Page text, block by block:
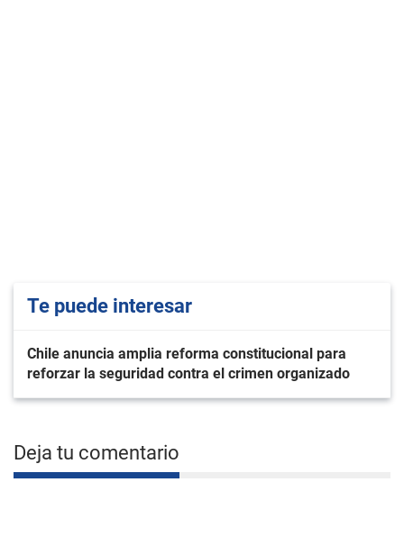
Te puede interesar
Chile anuncia amplia reforma constitucional para
reforzar la seguridad contra el crimen organizado
Deja tu comentario